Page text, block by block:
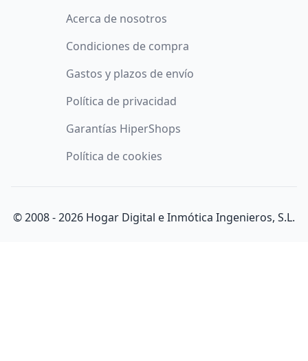
Acerca de nosotros
Condiciones de compra
Gastos y plazos de envío
Política de privacidad
Garantías HiperShops
Política de cookies
© 2008 -2026 Hogar Digital e Inmótica Ingenieros, S.L.